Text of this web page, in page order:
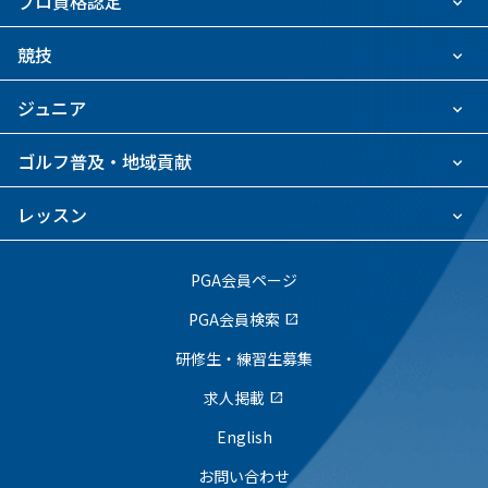
競技
ジュニア
ゴルフ普及・地域貢献
レッスン
PGA会員ページ
PGA会員検索 open_in_new
研修生・練習生募集
求人掲載 open_in_new
English
お問い合わせ